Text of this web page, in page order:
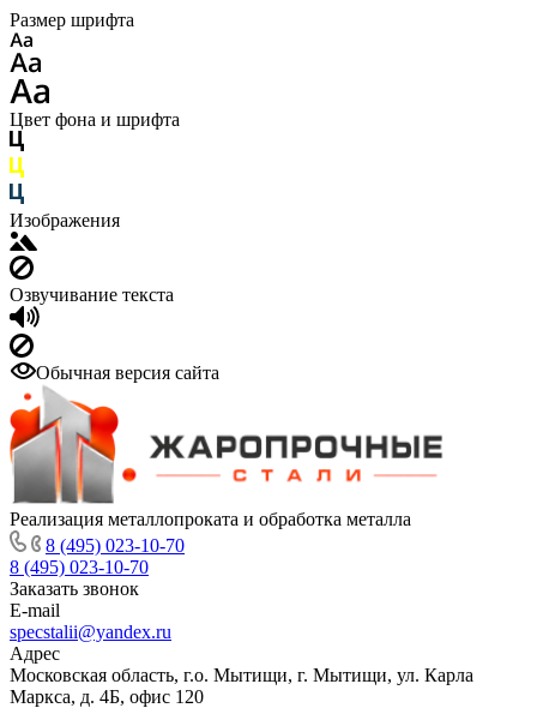
Размер шрифта
Цвет фона и шрифта
Изображения
Озвучивание текста
Обычная версия сайта
Реализация металлопроката и обработка металла
8 (495) 023-10-70
8 (495) 023-10-70
Заказать звонок
E-mail
specstalii@yandex.ru
Адрес
Московская область, г.о. Мытищи, г. Мытищи, ул. Карла
Маркса, д. 4Б, офис 120